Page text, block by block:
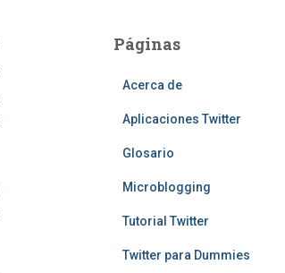
Páginas
Acerca de
Aplicaciones Twitter
Glosario
Microblogging
Tutorial Twitter
Twitter para Dummies